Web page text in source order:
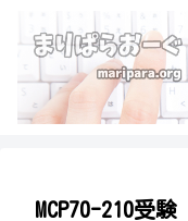
MCP70-210受験